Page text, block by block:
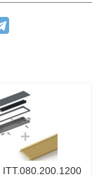
области
реального
как при
Web-money,
ITT.080.200.1200